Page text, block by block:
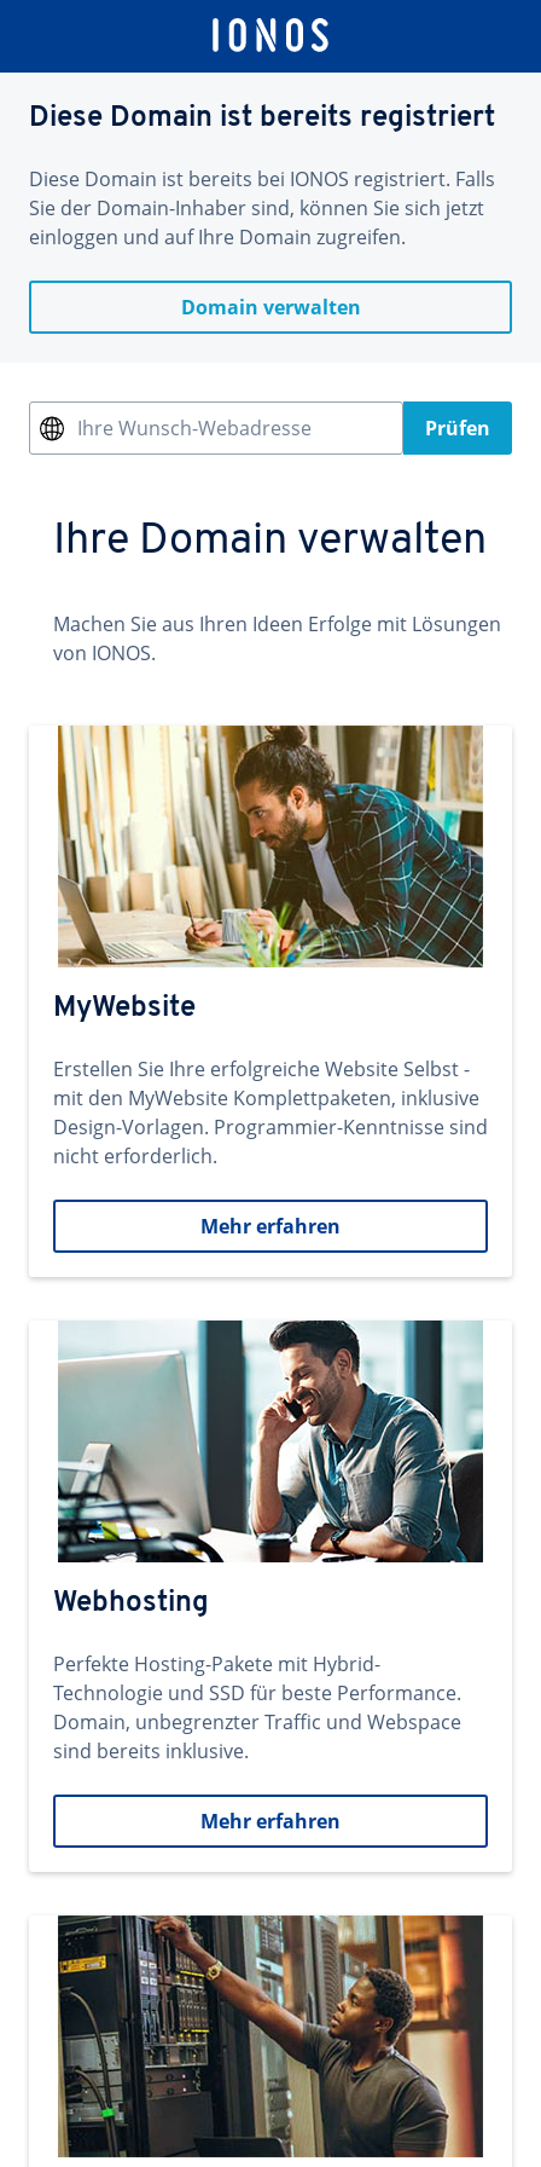
Diese Domain ist bereits registriert
Diese Domain ist bereits bei IONOS registriert. Falls
Sie der Domain-Inhaber sind, können Sie sich jetzt
einloggen und auf Ihre Domain zugreifen.
Domain verwalten
Ihre Wunsch-Webadresse Prüfen
Ihre Domain verwalten
Machen Sie aus Ihren Ideen Erfolge mit Lösungen
von IONOS.
MyWebsite
Erstellen Sie Ihre erfolgreiche Website Selbst -
mit den MyWebsite Komplettpaketen, inklusive
Design-Vorlagen. Programmier-Kenntnisse sind
nicht erforderlich.
Mehr erfahren
Webhosting
Perfekte Hosting-Pakete mit Hybrid-
Technologie und SSD für beste Performance.
Domain, unbegrenzter Traffic und Webspace
sind bereits inklusive.
Mehr erfahren